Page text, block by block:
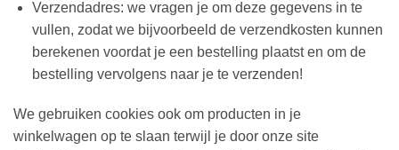
Verzendadres: we vragen je om deze gegevens in te
vullen, zodat we bijvoorbeeld de verzendkosten kunnen
berekenen voordat je een bestelling plaatst en om de
bestelling vervolgens naar je te verzenden!
We gebruiken cookies ook om producten in je
winkelwagen op te slaan terwijl je door onze site